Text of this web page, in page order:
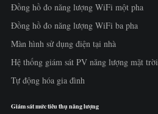
Đồng hồ đo năng lượng WiFi một pha
Đồng hồ đo năng lượng WiFi ba pha
Màn hình sử dụng điện tại nhà
Hệ thống giám sát PV năng lượng mặt trời
Tự động hóa gia đình
Giám sát mức tiêu thụ năng lượng